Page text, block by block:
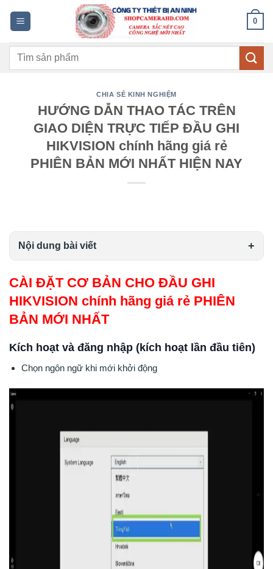
dung
0
Tìm
CHIA SẺ KINH NGHIỆM
HƯỚNG DẪN THAO TÁC TRÊN
GIAO DIỆN TRỰC TIẾP ĐẦU GHI
HIKVISION chính hãng giá rẻ
PHIÊN BẢN MỚI NHẤT HIỆN NAY
Nội dung bài viết
CÀI ĐẶT CƠ BẢN CHO ĐẦU GHI
HIKVISION chính hãng giá rẻ PHIÊN
BẢN MỚI NHẤT
Kích hoạt và đăng nhập (kích hoạt lần đầu tiên)
Chọn ngôn ngữ khi mới khởi động